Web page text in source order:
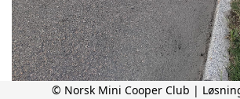
© Norsk Mini Cooper Club |